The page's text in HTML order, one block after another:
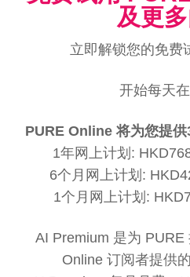
及更
立即解锁您的免费
开始每天
PURE Online 将为您提
1年网上计划:
6个月网上计划:
1个月网上计划:
AI Premium 是为 PURE
Online 订阅者提供